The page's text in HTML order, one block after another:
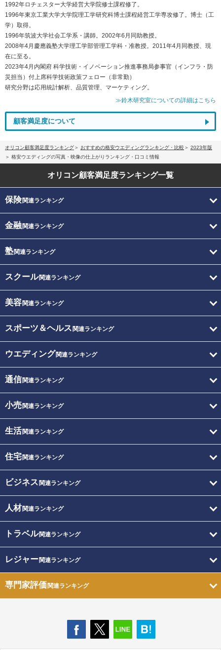
1992年ロチェスター大学経営大学院修士課程修了。
1996年東京工業大学大学院理工学研究科博士課程経営工学専攻修了。博士（工
学）取得。
1996年筑波大学社会工学系・講師。2002年6月同助教授。
2008年4月慶應義塾大学理工学部管理工学科・准教授。2011年4月同教授、現
在に至る。
2023年4月内閣府 科学技術・イノベーション推進事務局参事官（インフラ・防
災担当）付上席科学技術政策フェロー（非常勤）
研究分野は応用統計解析、品質管理、マーケティング。
≫鈴木研究室についての詳細はこちら
顧客満足度について
オリコン顧客満足度ランキング おすすめの格安ウエディングランキング・比較
2023年版
格安ウエディングの写真・映像の仕上がりランキング・口コミ情報
オリコン顧客満足度ランキング一覧
保険関連ランキング
金融関連ランキング
塾関連ランキング
スクール関連ランキング
美容関連ランキング
スポーツ＆ヘルス 関連ランキング
ウエディング関連ランキング
通信関連ランキング
小売関連ランキング
生活関連ランキング
住宅関連ランキング
ビジネス 関連ランキング
人材関連ランキング
トラベル関連ランキング
レジャー関連ランキング
専門家評価関連ランキング